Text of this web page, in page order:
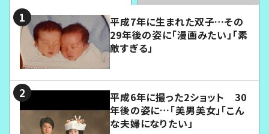
平成7年に生まれた双子…その
29年後の姿に「漫画みたい」「素
敵すぎる」
平成6年に撮った2ショット 30
年後の姿に…「美男美女」「こん
な夫婦になりたい」